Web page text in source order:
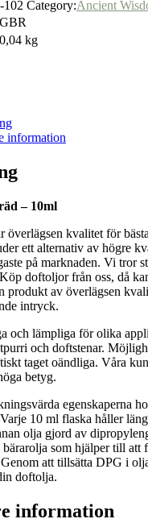
102 Category:Ancient
GBR
0,04 kg
information
– 10ml
överlägsen kvalitet för
ett alternativ av högre
på marknaden. Vi tror
doftoljor från oss, då
produkt av överlägsen
intryck.
och lämpliga för olika
och doftstenar.
taget oändliga. Våra
betyg.
egenskaperna
10 ml flaska håller
olja gjord av
bärarolja som hjälper till att
att tillsätta DPG i
doftolja.
information